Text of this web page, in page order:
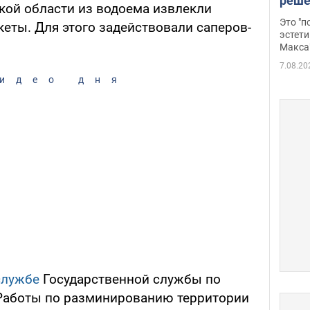
области из водоема извлекли
Для этого задействовали саперов-
дня
Государственной службы по
по разминированию территории
Это